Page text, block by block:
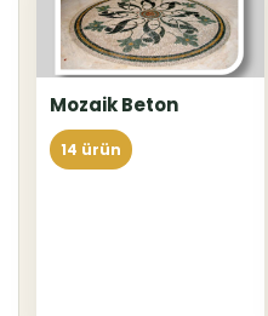
Mozaik Beton
14 ürün